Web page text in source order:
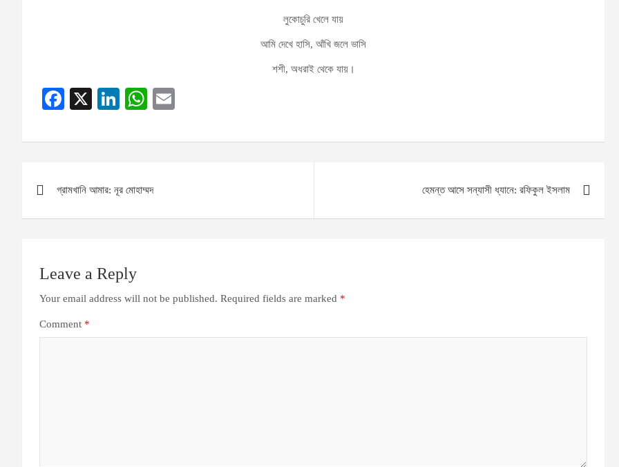
লুকোচুরি খেলে যায়
আমি দেখে হাসি, আঁখি জলে ভাসি
শশী, অধরাই থেকে যায়।
Fa
bo
X
Li
ed
W
ts
pp
ail
navigation
গ্রামখানি আমার: নূর মোহাম্মদ হেমন্ত আসে সন্যাসী ধ্যানে: রফিকুল ইসলাম
Leave a Reply
Your email address will not be published. Required fields are marked *
Comment *